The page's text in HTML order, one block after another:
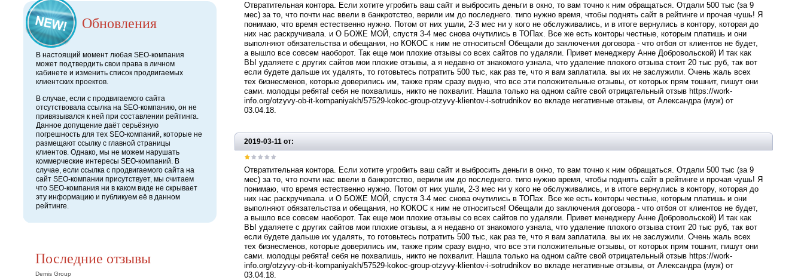
Обновления
В настоящий момент любая SEO-компания
может подтвердить свои права в личном
кабинете и изменить список продвигаемых
клиентских проектов.
В случае, если с продвигаемого сайта
отсутствовала ссылка на SEO-компанию, он не
привязывался к ней при составлении рейтинга.
Данное допущение даёт серьёзную
погрешность для тех SEO-компаний, которые не
размещают ссылку с главной страницы
клиентов. Однако, мы не можем нарушать
коммерческие интересы SEO-компаний. В
случае, если ссылка с продвигаемого сайта на
сайт SEO-компании присутствует, мы считаем
что SEO-компания ни в каком виде не скрывает
эту информацию и публикуем её в данном
рейтинге.
Последние отзывы
Demis Group
Отвратительная контора. Если хотите угробить ваш сайт и выбросить деньги в окно, то вам точно к ним обращаться. Отдали 500 тыс (за 9
мес) за то, что почти нас ввели в банкротство, верили им до последнего. типо нужно время, чтобы поднять сайт в рейтинге и прочая чушь! Я
понимаю, что время естественно нужно. Потом от них ушли, 2-3 мес ни у кого не обслуживались, и в итоге вернулись в контору, которая до
них нас раскручивала. и О БОЖЕ МОЙ, спустя 3-4 мес снова очутились в ТОПах. Все же есть конторы честные, которым платишь и они
выполняют обязательства и обещания, но КОКОС к ним не относиться! Обещали до заключения договора - что отбоя от клиентов не будет,
а вышло все совсем наоборот. Так еще мои плохие отзывы со всех сайтов по удаляли. Привет менеджеру Анне Добровольской) И так как
ВЫ удаляете с других сайтов мои плохие отзывы, а я недавно от знакомого узнала, что удаление плохого отзыва стоит 20 тыс руб, так вот
если будете дальше их удалять, то готовьтесь потратить 500 тыс, как раз те, что я вам заплатила. вы их не заслужили. Очень жаль всех
тех бизнесменов, которые доверились им, также прям сразу видно, что все эти положительные отзывы, от которых прям тошнит, пишут они
сами. молодцы ребята! себя не похвалишь, никто не похвалит. Нашла только на одном сайте свой отрицательный отзыв https://work-
info.org/otzyvy-ob-it-kompaniyakh/57529-kokoc-group-otzyvy-klientov-i-sotrudnikov во вкладе негативные отзывы, от Александра (муж) от
03.04.18.
2019-03-11 от:
Отвратительная контора. Если хотите угробить ваш сайт и выбросить деньги в окно, то вам точно к ним обращаться. Отдали 500 тыс (за 9
мес) за то, что почти нас ввели в банкротство, верили им до последнего. типо нужно время, чтобы поднять сайт в рейтинге и прочая чушь! Я
понимаю, что время естественно нужно. Потом от них ушли, 2-3 мес ни у кого не обслуживались, и в итоге вернулись в контору, которая до
них нас раскручивала. и О БОЖЕ МОЙ, спустя 3-4 мес снова очутились в ТОПах. Все же есть конторы честные, которым платишь и они
выполняют обязательства и обещания, но КОКОС к ним не относиться! Обещали до заключения договора - что отбоя от клиентов не будет,
а вышло все совсем наоборот. Так еще мои плохие отзывы со всех сайтов по удаляли. Привет менеджеру Анне Добровольской) И так как
ВЫ удаляете с других сайтов мои плохие отзывы, а я недавно от знакомого узнала, что удаление плохого отзыва стоит 20 тыс руб, так вот
если будете дальше их удалять, то готовьтесь потратить 500 тыс, как раз те, что я вам заплатила. вы их не заслужили. Очень жаль всех
тех бизнесменов, которые доверились им, также прям сразу видно, что все эти положительные отзывы, от которых прям тошнит, пишут они
сами. молодцы ребята! себя не похвалишь, никто не похвалит. Нашла только на одном сайте свой отрицательный отзыв https://work-
info.org/otzyvy-ob-it-kompaniyakh/57529-kokoc-group-otzyvy-klientov-i-sotrudnikov во вкладе негативные отзывы, от Александра (муж) от
03.04.18.